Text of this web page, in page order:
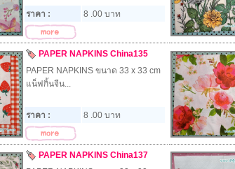
ราคา : 8 .00 บาท
PAPER NAPKINS China135
PAPER NAPKINS ขนาด 33 x 33 cm
แน็ฟกิ้นจีน...
ราคา : 8 .00 บาท
PAPER NAPKINS China137